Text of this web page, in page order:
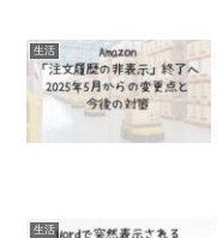
生活
生活